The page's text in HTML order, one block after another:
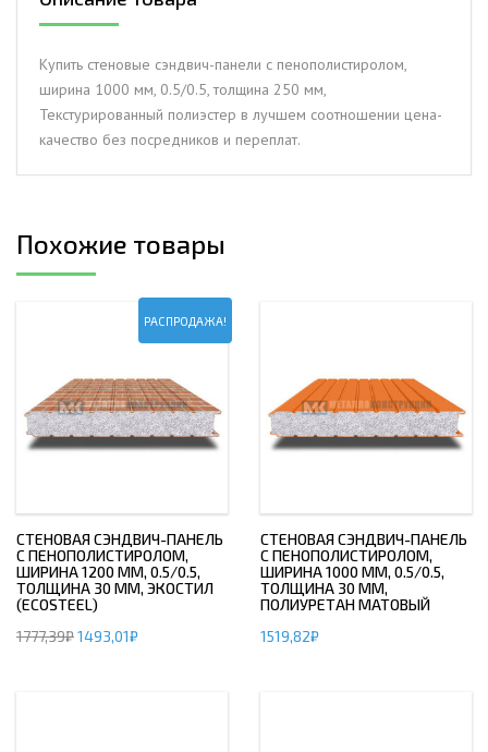
1000
0.5/0.5,
толщина
Текстурированный
Купить стеновые сэндвич-панели с пенополистиролом,
ширина 1000 мм, 0.5/0.5, толщина 250 мм,
Текстурированный полиэстер в лучшем соотношении цена-
качество без посредников и переплат.
Похожие товары
РАСПРОДАЖА!
СТЕНОВАЯ СЭНДВИЧ-ПАНЕЛЬ
С ПЕНОПОЛИСТИРОЛОМ,
ШИРИНА 1200 ММ, 0.5/0.5,
ТОЛЩИНА 30 ММ, ЭКОСТИЛ
(ECOSTEEL)
1777,39₽1493,01₽
СТЕНОВАЯ СЭНДВИЧ-ПАНЕЛЬ
С ПЕНОПОЛИСТИРОЛОМ,
ШИРИНА 1000 ММ, 0.5/0.5,
ТОЛЩИНА 30 ММ,
ПОЛИУРЕТАН МАТОВЫЙ
1519,82₽